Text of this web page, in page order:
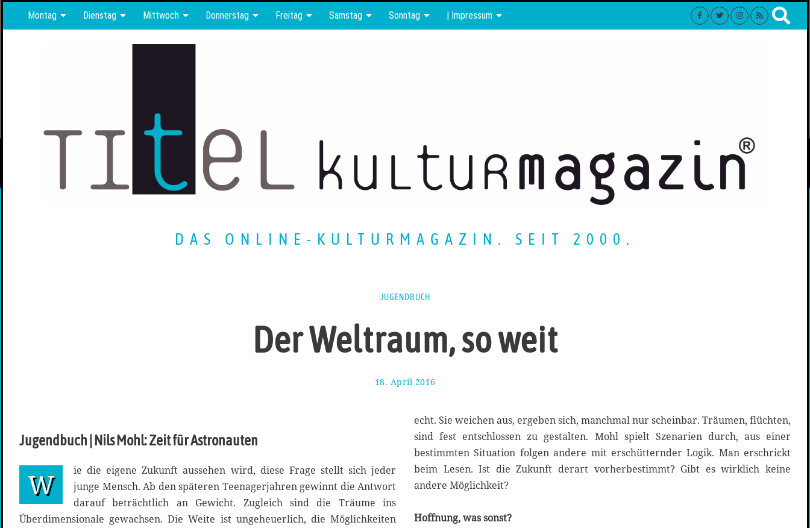
Montag Dienstag Mittwoch Donnerstag Freitag Samstag Sonntag | Impressum
DAS ONLINE-KULTURMAGAZIN. SEIT 2000.
JUGENDBUCH
Der Weltraum, so weit
18. April 2016
A
u
g
u
s
2
1
Jugendbuch | Nils Mohl: Zeit für Astronauten
W
ie die eigene Zukunft aussehen wird, diese Frage stellt sich jeder
junge Mensch. Ab den späteren Teenagerjahren gewinnt die Antwort
darauf beträchtlich an Gewicht. Zugleich sind die Träume ins
Überdimensionale gewachsen. Die Weite ist ungeheuerlich, die Möglichkeiten
echt. Sie weichen aus, ergeben sich, manchmal nur scheinbar. Träumen, flüchten,
sind fest entschlossen zu gestalten. Mohl spielt Szenarien durch, aus einer
bestimmten Situation folgen andere mit erschütternder Logik. Man erschrickt
beim Lesen. Ist die Zukunft derart vorherbestimmt? Gibt es wirklich keine
andere Möglichkeit?
Hoffnung, was sonst?